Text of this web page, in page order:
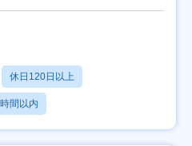
休日120日以上
間以内